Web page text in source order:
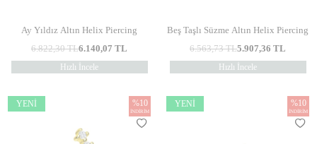
Ay Yıldız Altın Helix Piercing
6.822,30TL6.140,07 TL
Hızlı İncele
Beş Taşlı Süzme Altın Helix Piercing
6.563,73TL5.907,36 TL
Hızlı İncele
YENI %10
İNDIRIM
YENI %10
İNDIRIM